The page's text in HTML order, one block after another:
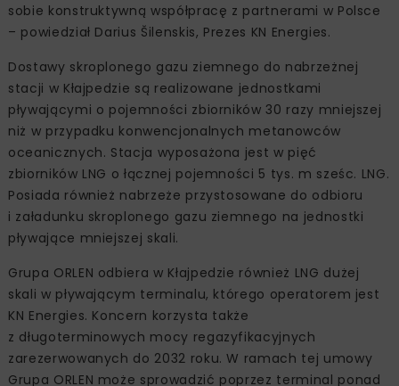
sobie konstruktywną współpracę z partnerami w Polsce
– powiedział Darius Šilenskis, Prezes KN Energies.
Dostawy skroplonego gazu ziemnego do nabrzeżnej
stacji w Kłajpedzie są realizowane jednostkami
pływającymi o pojemności zbiorników 30 razy mniejszej
niż w przypadku konwencjonalnych metanowców
oceanicznych. Stacja wyposażona jest w pięć
zbiorników LNG o łącznej pojemności 5 tys. m sześc. LNG.
Posiada również nabrzeże przystosowane do odbioru
i załadunku skroplonego gazu ziemnego na jednostki
pływające mniejszej skali.
Grupa ORLEN odbiera w Kłajpedzie również LNG dużej
skali w pływającym terminalu, którego operatorem jest
KN Energies. Koncern korzysta także
z długoterminowych mocy regazyfikacyjnych
zarezerwowanych do 2032 roku. W ramach tej umowy
Grupa ORLEN może sprowadzić poprzez terminal ponad